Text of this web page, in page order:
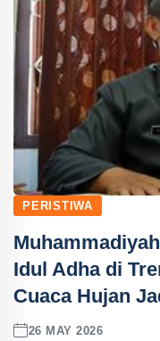
PERISTIWA
Idul Adha di
Cuaca Hujan
26 MAY 2026